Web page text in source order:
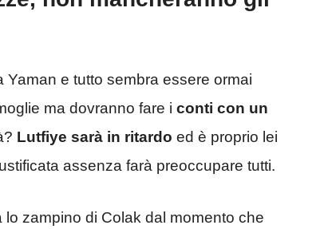
e tutto sembra essere ormai
ma dovranno fare i conti con un
Lutfiye sarà in ritardo ed è proprio lei
assenza farà preoccupare tutti.
zampino di Colak dal momento che